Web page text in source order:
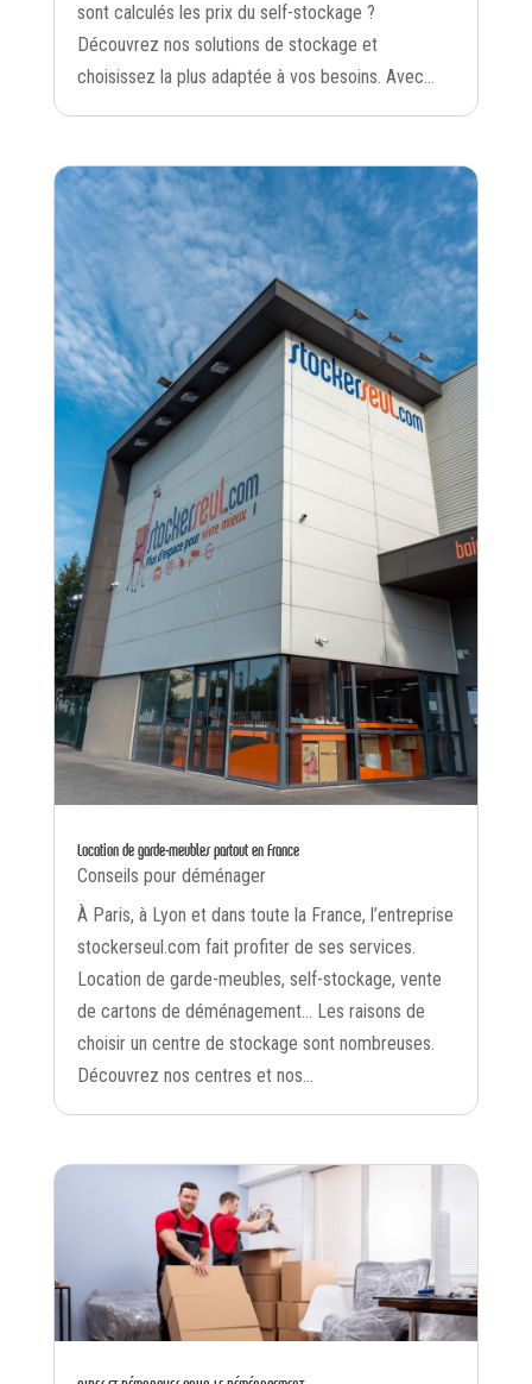
sont calculés les prix du self-stockage ?
Découvrez nos solutions de stockage et
choisissez la plus adaptée à vos besoins. Avec...
Location de garde-meubles partout en France
Conseils pour déménager
À Paris, à Lyon et dans toute la France, l’entreprise
stockerseul.com fait profiter de ses services.
Location de garde-meubles, self-stockage, vente
de cartons de déménagement… Les raisons de
choisir un centre de stockage sont nombreuses.
Découvrez nos centres et nos...